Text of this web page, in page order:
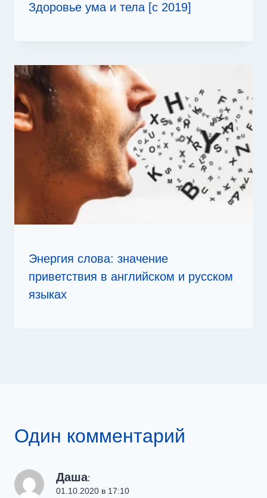
Здоровье ума и тела [с 2019]
Энергия слова: значение
приветствия в английском и русском
языках
Один комментарий
Даша:
01.10.2020 в 17:10